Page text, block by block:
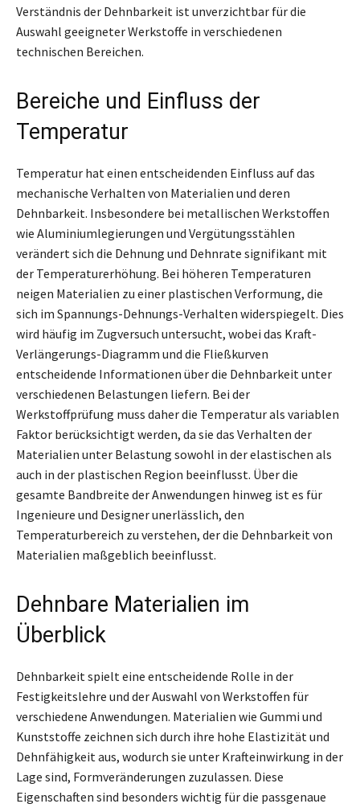
Verständnis der Dehnbarkeit ist unverzichtbar für die
Auswahl geeigneter Werkstoffe in verschiedenen
technischen Bereichen.
Bereiche und Einfluss der
Temperatur
Temperatur hat einen entscheidenden Einfluss auf das
mechanische Verhalten von Materialien und deren
Dehnbarkeit. Insbesondere bei metallischen Werkstoffen
wie Aluminiumlegierungen und Vergütungsstählen
verändert sich die Dehnung und Dehnrate signifikant mit
der Temperaturerhöhung. Bei höheren Temperaturen
neigen Materialien zu einer plastischen Verformung, die
sich im Spannungs-Dehnungs-Verhalten widerspiegelt. Dies
wird häufig im Zugversuch untersucht, wobei das Kraft-
Verlängerungs-Diagramm und die Fließkurven
entscheidende Informationen über die Dehnbarkeit unter
verschiedenen Belastungen liefern. Bei der
Werkstoffprüfung muss daher die Temperatur als variablen
Faktor berücksichtigt werden, da sie das Verhalten der
Materialien unter Belastung sowohl in der elastischen als
auch in der plastischen Region beeinflusst. Über die
gesamte Bandbreite der Anwendungen hinweg ist es für
Ingenieure und Designer unerlässlich, den
Temperaturbereich zu verstehen, der die Dehnbarkeit von
Materialien maßgeblich beeinflusst.
Dehnbare Materialien im
Überblick
Dehnbarkeit spielt eine entscheidende Rolle in der
Festigkeitslehre und der Auswahl von Werkstoffen für
verschiedene Anwendungen. Materialien wie Gummi und
Kunststoffe zeichnen sich durch ihre hohe Elastizität und
Dehnfähigkeit aus, wodurch sie unter Krafteinwirkung in der
Lage sind, Formveränderungen zuzulassen. Diese
Eigenschaften sind besonders wichtig für die passgenaue